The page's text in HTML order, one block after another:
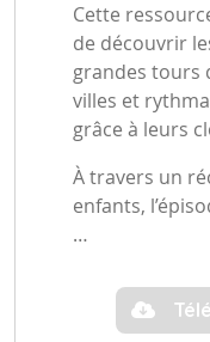
Cette
de découvrir
grandes tours
villes et
grâce à leurs
À travers un
enfants,
…